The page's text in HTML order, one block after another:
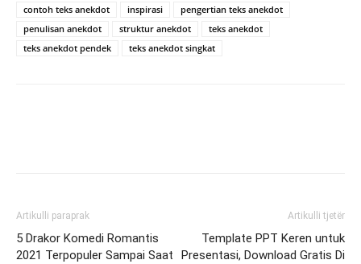
contoh teks anekdot
inspirasi
pengertian teks anekdot
penulisan anekdot
struktur anekdot
teks anekdot
teks anekdot pendek
teks anekdot singkat
Artikulli paraprak
5 Drakor Komedi Romantis
2021 Terpopuler Sampai Saat
Artikulli tjetër
Template PPT Keren untuk
Presentasi, Download Gratis Di